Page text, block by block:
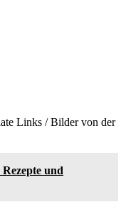
Links / Bilder von der
und